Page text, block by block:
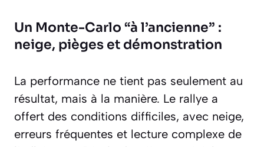
Un Monte-Carlo “à l’ancienne” :
neige, pièges et démonstration
La performance ne tient pas seulement au
résultat, mais à la manière. Le rallye a
offert des conditions difficiles, avec neige,
erreurs fréquentes et lecture complexe de